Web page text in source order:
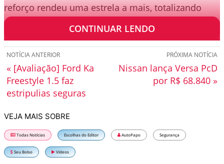
reforço rendeu uma estrela a mais, totalizando
quatro.
CONTINUAR LENDO
PRÓXIMA NOTÍCIA
Nissan lança Versa PcD
por R$ 68.840 »
NOTÍCIA ANTERIOR
« [Avaliação] Ford Ka
Freestyle 1.5 faz
estripulias seguras
VEJA MAIS SOBRE
Todas Notícias Escolhas do Editor AutoPapo Segurança
Seu Bolso Vídeos